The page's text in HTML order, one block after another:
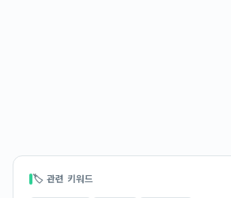
🏷 관련 키워드